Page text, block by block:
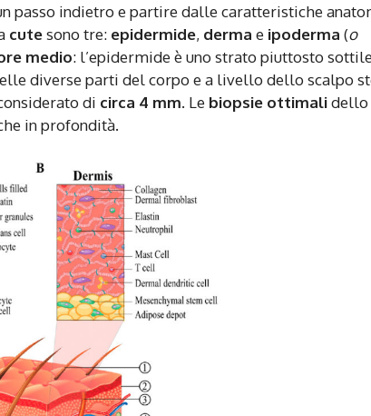
passo indietro e partire dalle caratteristiche
cutesono tre: epidermide, derma e ipoderma (o
medio: l’epidermide è uno strato piuttosto
diverse parti del corpo e a livello dello scalpo
di circa 4 mm. Le biopsie ottimalidello
in profondità.